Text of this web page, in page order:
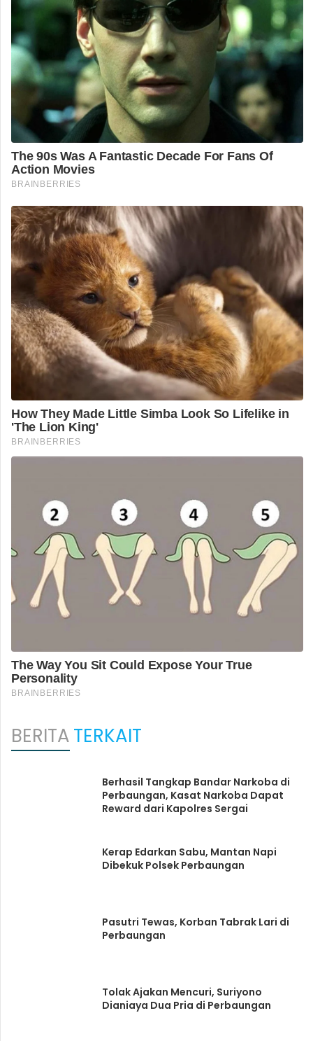
BERITATERKAIT
Berhasil Tangkap Bandar Narkoba di
Perbaungan, Kasat Narkoba Dapat
Reward dari Kapolres Sergai
Kerap Edarkan Sabu, Mantan Napi
Dibekuk Polsek Perbaungan
Pasutri Tewas, Korban Tabrak Lari di
Perbaungan
Tolak Ajakan Mencuri, Suriyono
Dianiaya Dua Pria di Perbaungan